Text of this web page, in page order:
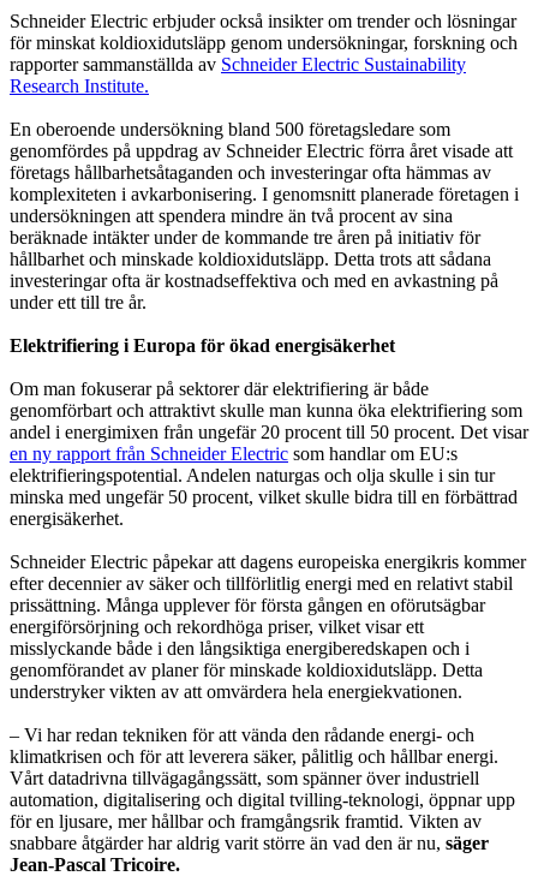
Schneider Electric erbjuder också insikter om trender och lösningar
för minskat koldioxidutsläpp genom undersökningar, forskning och
rapporter sammanställda av Schneider Electric Sustainability
Research Institute.
En oberoende undersökning bland 500 företagsledare som
genomfördes på uppdrag av Schneider Electric förra året visade att
företags hållbarhetsåtaganden och investeringar ofta hämmas av
komplexiteten i avkarbonisering. I genomsnitt planerade företagen i
undersökningen att spendera mindre än två procent av sina
beräknade intäkter under de kommande tre åren på initiativ för
hållbarhet och minskade koldioxidutsläpp. Detta trots att sådana
investeringar ofta är kostnadseffektiva och med en avkastning på
under ett till tre år.
Elektrifiering i Europa för ökad energisäkerhet
Om man fokuserar på sektorer där elektrifiering är både
genomförbart och attraktivt skulle man kunna öka elektrifiering som
andel i energimixen från ungefär 20 procent till 50 procent. Det visar
en ny rapport från Schneider Electric som handlar om EU:s
elektrifieringspotential. Andelen naturgas och olja skulle i sin tur
minska med ungefär 50 procent, vilket skulle bidra till en förbättrad
energisäkerhet.
Schneider Electric påpekar att dagens europeiska energikris kommer
efter decennier av säker och tillförlitlig energi med en relativt stabil
prissättning. Många upplever för första gången en oförutsägbar
energiförsörjning och rekordhöga priser, vilket visar ett
misslyckande både i den långsiktiga energiberedskapen och i
genomförandet av planer för minskade koldioxidutsläpp. Detta
understryker vikten av att omvärdera hela energiekvationen.
– Vi har redan tekniken för att vända den rådande energi- och
klimatkrisen och för att leverera säker, pålitlig och hållbar energi.
Vårt datadrivna tillvägagångssätt, som spänner över industriell
automation, digitalisering och digital tvilling-teknologi, öppnar upp
för en ljusare, mer hållbar och framgångsrik framtid. Vikten av
snabbare åtgärder har aldrig varit större än vad den är nu, säger
Jean-Pascal Tricoire.